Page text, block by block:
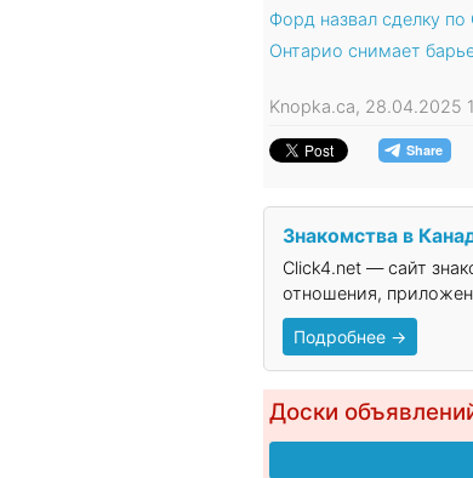
Форд назвал сделку
Онтарио снимает
Knopka.ca, 28.04.2025
Знакомства в
Click4.net — сайт
отношения,
Подробнее →
Доски